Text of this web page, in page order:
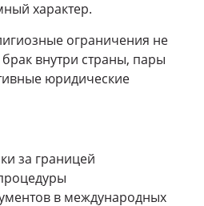
характер.
ограничения не
внутри страны, пары
юридические
за границей
в международных